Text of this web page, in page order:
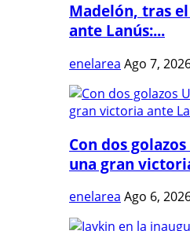
Madelón, tras
ante Lanús:...
enelarea Ago 7,
Con dos
una gran
enelarea Ago 6,